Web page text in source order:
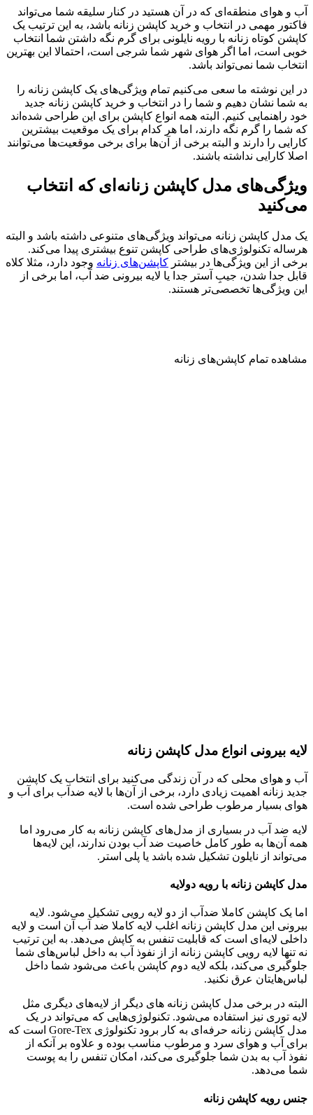
آب و هوای منطقه‌ای که در آن هستید در کنار سلیقه شما می‌تواند
فاکتور مهمی در انتخاب و خرید کاپشن زنانه باشد، به این ترتیب یک
کاپشن کوتاه زنانه با رویه نایلونی برای گرم نگه داشتن شما انتخاب
خوبی است، اما اگر هوای شهر شما شرجی است، احتمالا این بهترین
انتخاب شما نمی‌تواند باشد.
در این نوشته ما سعی می‌کنیم تمام ویژگی‌های یک کاپشن زنانه را
به شما نشان دهیم و شما را در انتخاب و خرید کاپشن زنانه جدید
خود راهنمایی کنیم. البته همه انواع کاپشن برای این طراحی شده‌اند
که شما را گرم نگه دارند، اما هر کدام برای یک موقعیت بیشترین
کارایی را دارند و البته برخی از آن‌ها برای برخی موقعیت‌ها می‌توانند
اصلا کارایی نداشته باشند.
ویژگی‌های مدل کاپشن زنانه‌ای که انتخاب
می‌کنید
یک مدل کاپشن زنانه می‌تواند ویژگی‌های متنوعی داشته باشد و البته
هرساله تکنولوژی‌های طراحی کاپشن تنوع بیشتری پیدا می‌کند.
برخی از این ویژگی‌ها در بیشتر کاپشن‌های زنانه وجود دارد، مثلا کلاه
قابل جدا شدن، جیبِ آستر جدا یا لایه بیرونی ضد آب، اما برخی از
این ویژگی‌ها تخصصی‌تر هستند.
مشاهده تمام کاپشن‌های زنانه
لایه بیرونی انواع مدل کاپشن زنانه
آب و هوای محلی که در آن زندگی می‌کنید برای انتخاب یک کاپشن
جدید زنانه اهمیت زیادی دارد، برخی از آن‌ها با لایه ضدآب برای آب و
هوای بسیار مرطوب طراحی شده است.
لایه ضد آب در بسیاری از مدل‌های کاپشن زنانه به کار می‌رود اما
همه آن‌ها به طور کامل خاصیت ضد آب بودن ندارند، این لایه‌ها
می‌تواند از نایلون تشکیل شده باشد یا پلی استر.
مدل کاپشن زنانه با رویه دولایه
اما یک کاپشن کاملا ضدآب از دو لایه رویی تشکیل می‌شود. لایه
بیرونی این مدل کاپشن زنانه اغلب لایه کاملا ضد آب آن است و لایه
داخلی لایه‌ای است که قابلیت تنفس به کاپش می‌دهد. به این ترتیب
نه تنها لایه رویی کاپشن زنانه از از نفوذ آب به داخل لباس‌های شما
جلوگیری می‌کند، بلکه لایه دوم کاپشن باعث می‌شود شما داخل
لباس‌هایتان عرق نکنید.
البته در برخی مدل کاپشن زنانه های دیگر از لایه‌های دیگری مثل
لایه توری نیز استفاده می‌شود. تکنولوژی‌هایی که می‌تواند در یک
مدل کاپشن زنانه حرفه‌ای به کار برود تکنولو‌ژی Gore-Tex است که
برای آب و هوای سرد و مرطوب مناسب بوده و علاوه بر آنکه از
نفوذ آب به بدن شما جلوگیری می‌کند، امکان تنفس را به پوست
شما می‌دهد.
جنس رویه کاپشن زنانه